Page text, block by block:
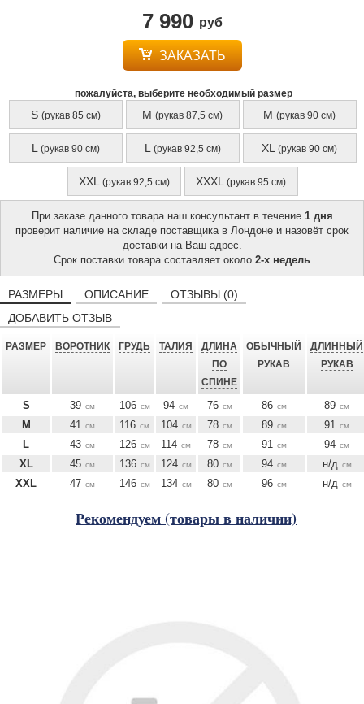
7 990 руб
ЗАКАЗАТЬ
пожалуйста, выберите необходимый размер
S (рукав 85 см) M (рукав 87,5 см) M (рукав 90 см)
L (рукав 90 см) L (рукав 92,5 см) XL (рукав 90 см)
XXL (рукав 92,5 см) XXXL (рукав 95 см)
При заказе данного товара наш консультант в течение 1 дня
проверит наличие на складе поставщика в Лондоне и назовёт срок
доставки на Ваш адрес.
Срок поставки товара составляет около 2-х недель
РАЗМЕРЫ ОПИСАНИЕ
ОТЗЫВЫ (0)
ДОБАВИТЬ ОТЗЫВ
РАЗМЕР ВОРОТНИК ГРУДЬ ТАЛИЯ
ДЛИНА
ПО
СПИНЕ
ОБЫЧНЫЙ
РУКАВ
ДЛИННЫЙ
РУКАВ
S 39 см 106 см 94 см 76 см 86 см 89 см
M 41 см 116 см 104 см 78 см 89 см 91 см
L 43 см 126 см 114 см 78 см 91 см 94 см
XL 45 см 136 см 124 см 80 см 94 см н/д см
XXL 47 см 146 см 134 см 80 см 96 см н/д см
Рекомендуем (товары в наличии)